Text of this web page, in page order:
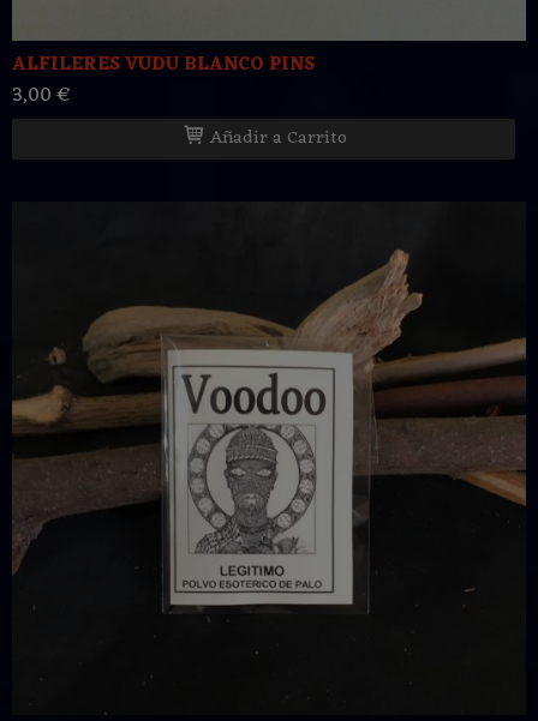
ALFILERES VUDU BLANCO PINS
3,00 €
Añadir a Carrito